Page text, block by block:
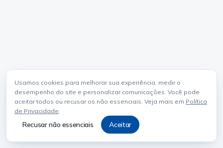
Usamos cookies para melhorar sua experiência, medir o
desempenho do site e personalizar comunicações. Você pode
aceitar todos ou recusar os não essenciais. Veja mais em Política
de Privacidade.
Recusar não essenciais Aceitar